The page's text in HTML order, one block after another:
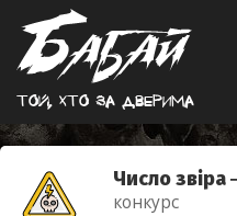
Той, хто за дверима
Число звіра
конкурс